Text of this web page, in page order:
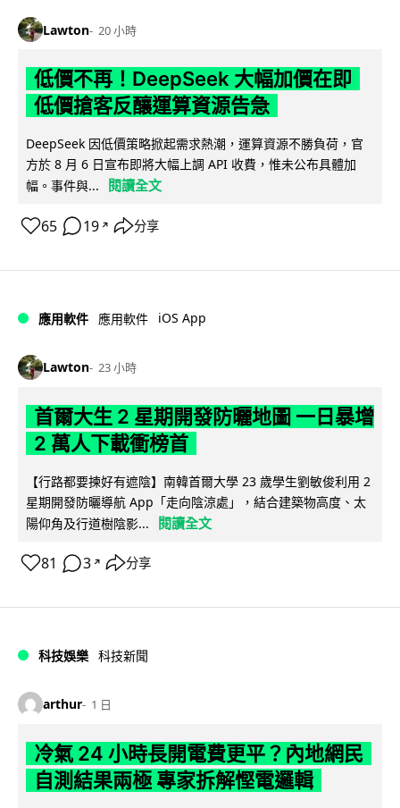
Lawton 20 小時
低價不再！DeepSeek 大幅加價在即
低價搶客反釀運算資源告急
DeepSeek 因低價策略掀起需求熱潮，運算資源不勝負荷，官
方於 8 月 6 日宣布即將大幅上調 API 收費，惟未公布具體加
幅。事件與...
閱讀全文
65 19 ↗ 分享
應用軟件 應用軟件 iOS App
Lawton 23 小時
首爾大生 2 星期開發防曬地圖 一日暴增
2 萬人下載衝榜首
【行路都要揀好有遮陰】南韓首爾大學 23 歲學生劉敏俊利用 2
星期開發防曬導航 App「走向陰涼處」，結合建築物高度、太
陽仰角及行道樹陰影...
閱讀全文
81 3 ↗ 分享
科技娛樂 科技新聞
arthur 1 日
冷氣 24 小時長開電費更平？內地網民
自測結果兩極 專家拆解慳電邏輯